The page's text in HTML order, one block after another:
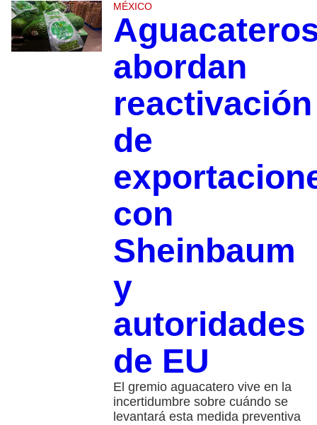
MÉXICO
abordan
reactivación
de
con
Sheinbaum
y
autoridades
de EU
El gremio aguacatero vive en la
incertidumbre sobre cuándo se
levantará esta medida preventiva